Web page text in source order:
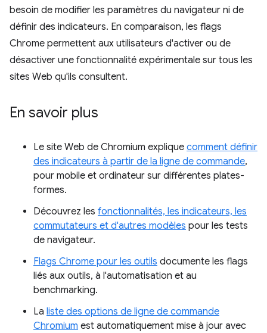
besoin de modifier les paramètres du navigateur ni de
définir des indicateurs. En comparaison, les flags
Chrome permettent aux utilisateurs d'activer ou de
désactiver une fonctionnalité expérimentale sur tous les
sites Web qu'ils consultent.
En savoir plus
Le site Web de Chromium explique comment définir
des indicateurs à partir de la ligne de commande,
pour mobile et ordinateur sur différentes plates-
formes.
Découvrez les fonctionnalités, les indicateurs, les
commutateurs et d'autres modèles pour les tests
de navigateur.
Flags Chrome pour les outils documente les flags
liés aux outils, à l'automatisation et au
benchmarking.
La liste des options de ligne de commande
Chromium est automatiquement mise à jour avec